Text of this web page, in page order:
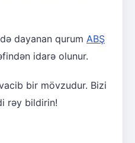
dayanan qurum ABŞ
idarə olunur.
bir mövzudur. Bizi
rəy bildirin!